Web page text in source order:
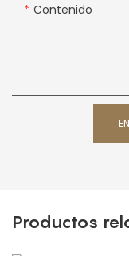
Contenido
Productos